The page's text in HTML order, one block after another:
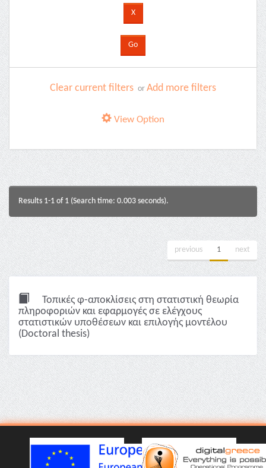
Clear current filters or Add more filters
View Option
Results 1-1 of 1 (Search time: 0.003 seconds).
previous 1 next
Τοπικές φ-αποκλίσεις στη στατιστική θεωρία
πληροφοριών και εφαρμογές σε ελέγχους
στατιστικών υποθέσεων και επιλογής μοντέλου
(Doctoral thesis)